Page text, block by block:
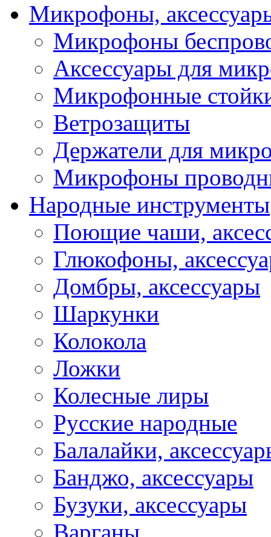
Микрофоны,
Микрофоны
Аксессуары для
Микрофонные
Ветрозащиты
Держатели для
Микрофоны
Народные инструменты
Поющие чаши,
Глюкофоны,
Домбры, аксессуары
Шаркунки
Колокола
Ложки
Колесные лиры
Русские народные
Балалайки,
Банджо, аксессуары
Бузуки, аксессуары